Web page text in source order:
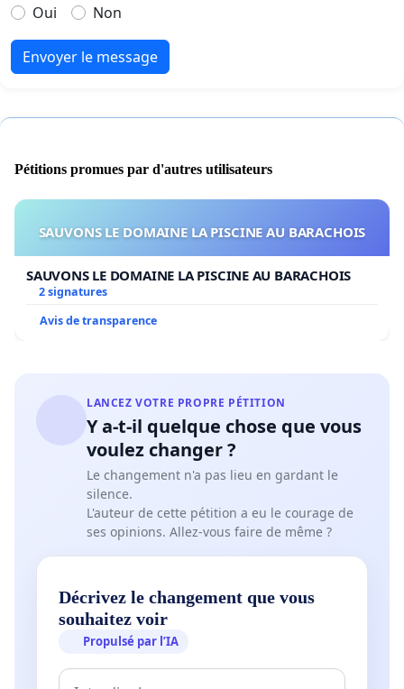
Oui
Non
Envoyer le message
Pétitions promues par d'autres utilisateurs
SAUVONS LE DOMAINE LA PISCINE AU BARACHOIS
SAUVONS LE DOMAINE LA PISCINE AU BARACHOIS
2 signatures
Avis de transparence
LANCEZ VOTRE PROPRE PÉTITION
Y a-t-il quelque chose que vous
voulez changer ?
Le changement n'a pas lieu en gardant le
silence.
L'auteur de cette pétition a eu le courage de
ses opinions. Allez-vous faire de même ?
Décrivez le changement que vous
souhaitez voir
Propulsé par l’IA